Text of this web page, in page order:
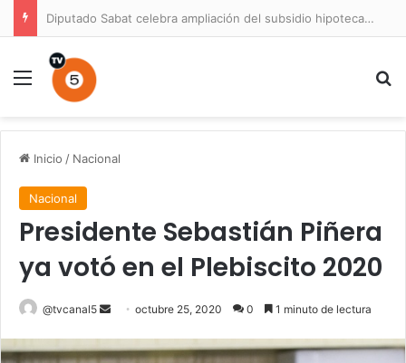
Diputado Sabat celebra ampliación del subsidio hipotecario con viviendas de hasta 6.000 UF
Menú
Inicio / Nacional
Nacional
Presidente Sebastián Piñera
ya votó en el Plebiscito 2020
@tvcanal5
Send
email
octubre 25, 2020 0 1 minuto de lectura